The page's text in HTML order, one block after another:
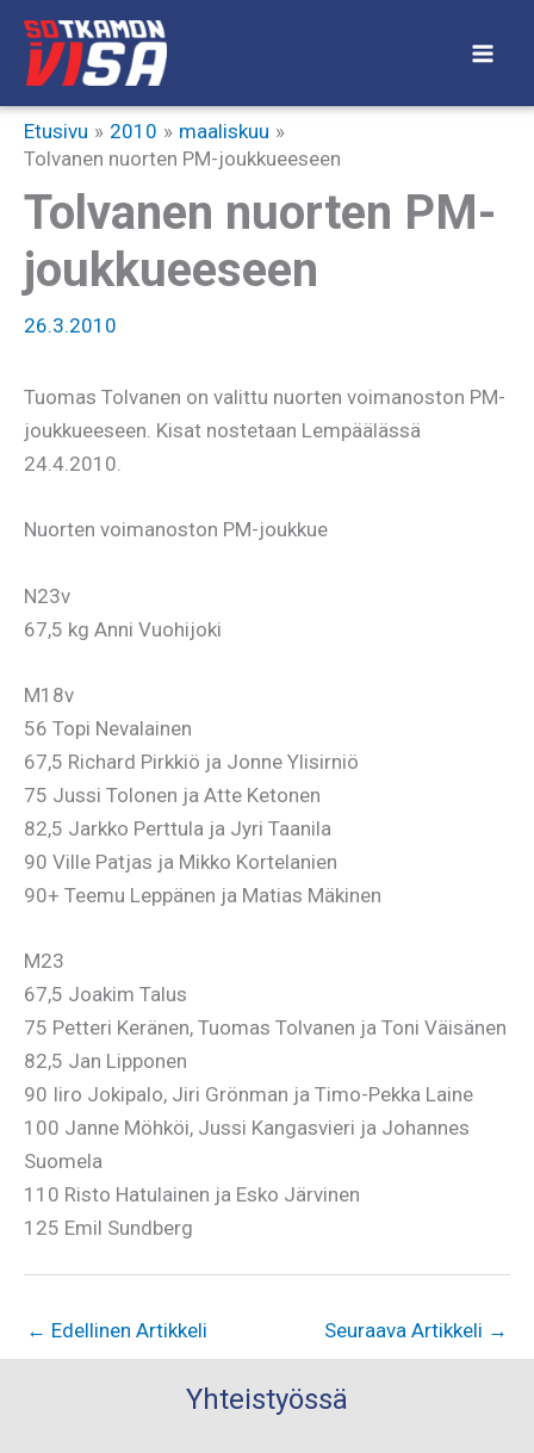
Siirry
sisältöön
Etusivu 2010
maaliskuu
Tolvanen nuorten PM-joukkueeseen
Tolvanen nuorten PM-
joukkueeseen
26.3.2010
Tuomas Tolvanen on valittu nuorten voimanoston PM-
joukkueeseen. Kisat nostetaan Lempäälässä
24.4.2010.
Nuorten voimanoston PM-joukkue
N23v
67,5 kg Anni Vuohijoki
M18v
56 Topi Nevalainen
67,5 Richard Pirkkiö ja Jonne Ylisirniö
75 Jussi Tolonen ja Atte Ketonen
82,5 Jarkko Perttula ja Jyri Taanila
90 Ville Patjas ja Mikko Kortelanien
90+ Teemu Leppänen ja Matias Mäkinen
M23
67,5 Joakim Talus
75 Petteri Keränen, Tuomas Tolvanen ja Toni Väisänen
82,5 Jan Lipponen
90 Iiro Jokipalo, Jiri Grönman ja Timo-Pekka Laine
100 Janne Möhköi, Jussi Kangasvieri ja Johannes
Suomela
110 Risto Hatulainen ja Esko Järvinen
125 Emil Sundberg
← Edellinen Artikkeli Seuraava Artikkeli →
Yhteistyössä